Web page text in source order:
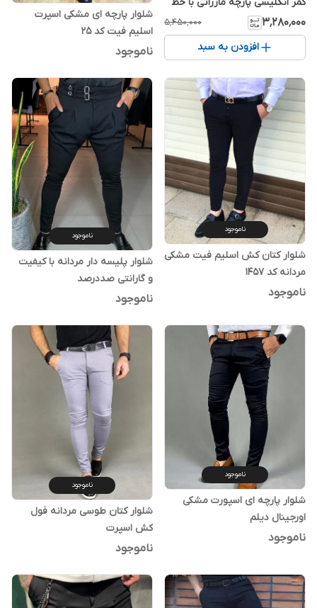
لاو لوکس | اورجینال دیلم
۳٬۲۸۰٬۰۰۰ ۵٬۴۵۰٬۰۰۰
افزودن به سبد
شلوار پارچه ای مشکی اسپرت
اسلیم فیت کد ۲۵
ناموجود
ناموجود
شلوار کتان کش اسلیم فیت مشکی
مردانه کد 1457
ناموجود
ناموجود
شلوار پلیسه دار مردانه با کیفیت
و گارانتی صددرصد
ناموجود
ناموجود
شلوار پارچه ای اسپورت مشکی
اورجینال دیلم
ناموجود
ناموجود
شلوار کتان طوسی مردانه فول
کش اسپرت
ناموجود